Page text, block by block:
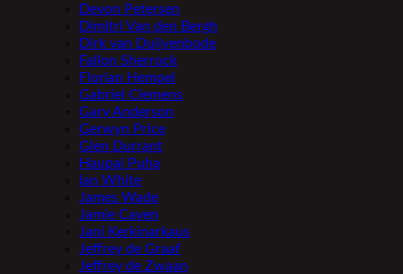
Devon Petersen
Dimitri Van den Bergh
Dirk van Duijvenbode
Fallon Sherrock
Florian Hempel
Gabriel Clemens
Gary Anderson
Gerwyn Price
Glen Durrant
Haupai Puha
Ian White
James Wade
Jamie Caven
Jani Kerkinarkaus
Jeffrey de Graaf
Jeffrey de Zwaan